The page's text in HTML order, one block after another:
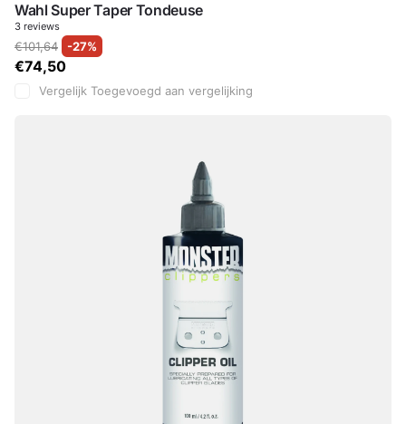
Wahl Super Taper Tondeuse
3 reviews
€101,64 -27%
€74,50
Vergelijk Toegevoegd aan vergelijking